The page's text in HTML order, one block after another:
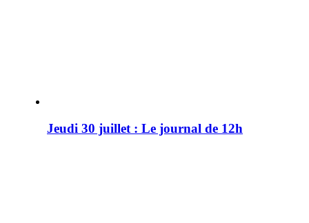
Jeudi 30 juillet : Le journal de 12h